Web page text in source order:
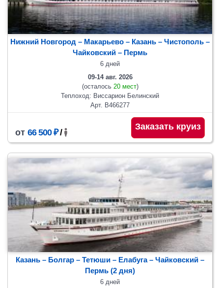
Нижний Новгород – Макарьево – Казань – Чистополь –
Чайковский – Пермь
6 дней
09-14 авг. 2026
(осталось 20 мест)
Теплоход: Виссарион Белинский
Арт. В466277
от 66 500 ₽/
Заказать круиз
Казань – Болгар – Тетюши – Елабуга – Чайковский –
Пермь (2 дня)
6 дней